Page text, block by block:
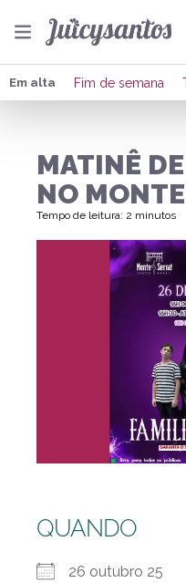
Em alta Fim de semana
MATINÊ
NO
Tempo de leitura: 2 minutos
QUANDO
26 outubro 25